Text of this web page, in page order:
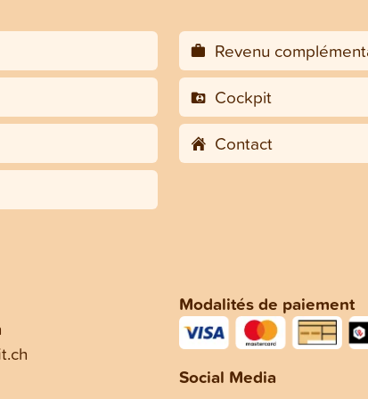
Revenu
Cockpit
Contact
Modalités de paiement
Social Media